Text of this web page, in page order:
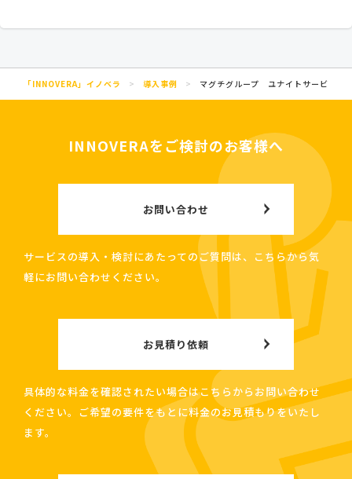
「INNOVERA」イノベラ > 導入事例 > マグチグループ ユナイトサービス株
INNOVERAをご検討のお客様へ
お問い合わせ
サービスの導入・検討にあたってのご質問は、こちらから気
軽にお問い合わせください。
お見積り依頼
具体的な料金を確認されたい場合はこちらからお問い合わせ
ください。ご希望の要件をもとに料金のお見積もりをいたし
ます。